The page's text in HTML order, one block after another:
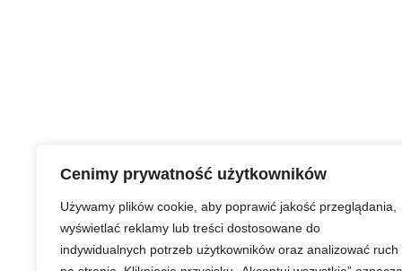
Cenimy prywatność użytkowników
Używamy plików cookie, aby poprawić jakość przeglądania,
wyświetlać reklamy lub treści dostosowane do
indywidualnych potrzeb użytkowników oraz analizować ruch